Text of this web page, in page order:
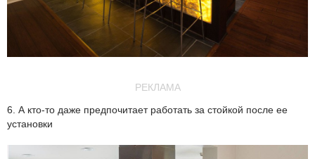
РЕКЛАМА
6. А кто-то даже предпочитает работать за стойкой после ее
установки